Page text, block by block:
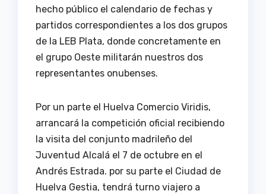
hecho público el calendario de fechas y
partidos correspondientes a los dos grupos
de la LEB Plata, donde concretamente en
el grupo Oeste militarán nuestros dos
representantes onubenses.
Por un parte el Huelva Comercio Viridis,
arrancará la competición oficial recibiendo
la visita del conjunto madrileño del
Juventud Alcalá el 7 de octubre en el
Andrés Estrada. por su parte el Ciudad de
Huelva Gestia, tendrá turno viajero a